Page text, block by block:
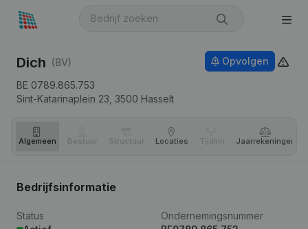
Dich (BV)
BE 0789.865.753
Sint-Katarinaplein 23, 3500 Hasselt
Opvolgen
Algemeen Bestuur Structuur Locaties Tijdlijn Jaar­rekeningen
Bedrijfsinformatie
Status
Ondernemingsnummer